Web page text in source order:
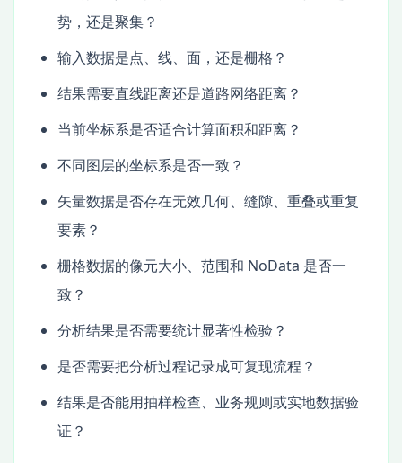
势，还是聚集？
输入数据是点、线、面，还是栅格？
结果需要直线距离还是道路网络距离？
当前坐标系是否适合计算面积和距离？
不同图层的坐标系是否一致？
矢量数据是否存在无效几何、缝隙、重叠或重复
要素？
栅格数据的像元大小、范围和 NoData 是否一
致？
分析结果是否需要统计显著性检验？
是否需要把分析过程记录成可复现流程？
结果是否能用抽样检查、业务规则或实地数据验
证？